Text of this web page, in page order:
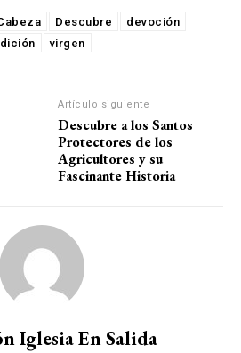
Descubre
devoción
virgen
Artículo siguiente
Descubre a los Santos
Protectores de los
Agricultores y su
Fascinante Historia
Iglesia En Salida